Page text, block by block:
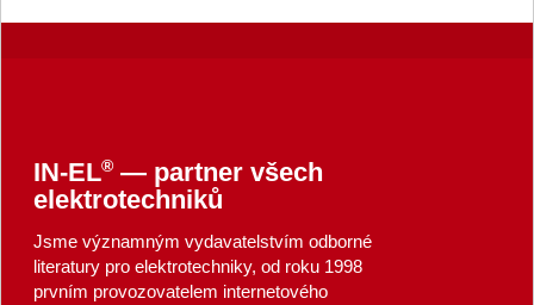
IN-EL®— partner všech
elektrotechniků
Jsme významným vydavatelstvím odborné
literatury pro elektrotechniky, od roku 1998
prvním provozovatelem internetového